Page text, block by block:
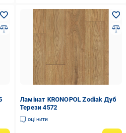
Ламінат KRONOPOL Zodiak Дуб
Терези 4572
оцінити